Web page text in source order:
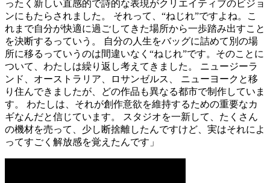
ったく新しい直感的で詩的な表現がクリエイティブのビジョ
ンにもたらされました。 それって、“ねじれ”ですよね。こ
れまで自分が快適に過ごしてきた場所から一歩踏み出すこと
を決断するっていう。 自分の人生をバッグに詰めて別の場
所に移るっていうのは間違いなく“ねじれ”です。そのことに
ついて、わたしは繰り返し考えてきました。 ニュージーラ
ンド、オーストラリア、ロサンゼルス、 ニューヨークと移
り住んできましたが、どの作品も異なる都市で制作していま
す。 わたしは、それが創作意欲を維持するための重要なカ
ギなんだと信じています。 スタジオを一新して、たくさん
の機材を売って、少し断捨離したんですけど、実はそれによ
ってすごく解放感を覚えたんです」